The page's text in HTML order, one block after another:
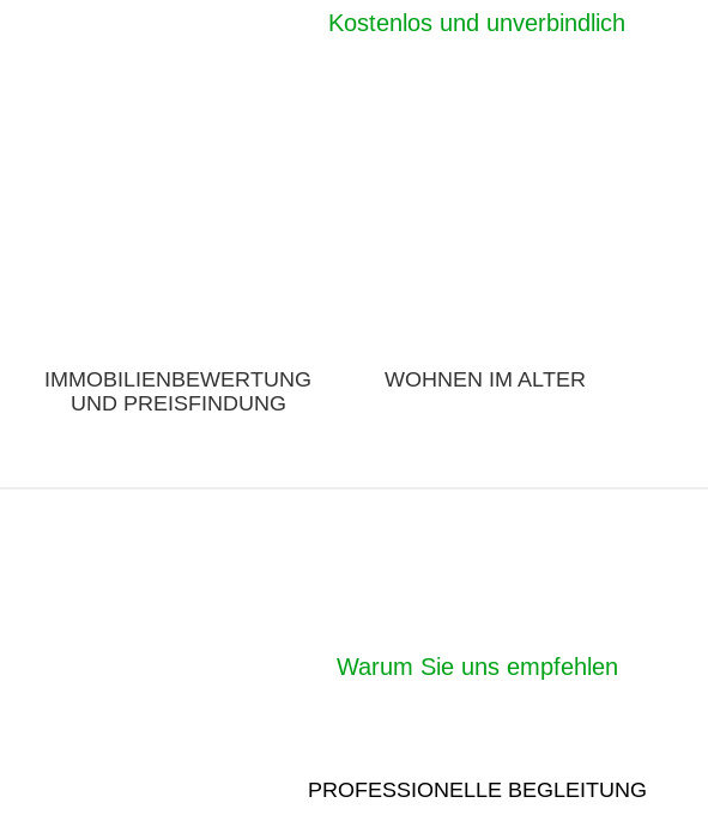
Kostenlos und unverbindlich
IMMOBILIENBEWERTUNG
UND PREISFINDUNG
WOHNEN IM ALTER
Warum Sie uns empfehlen
PROFESSIONELLE BEGLEITUNG